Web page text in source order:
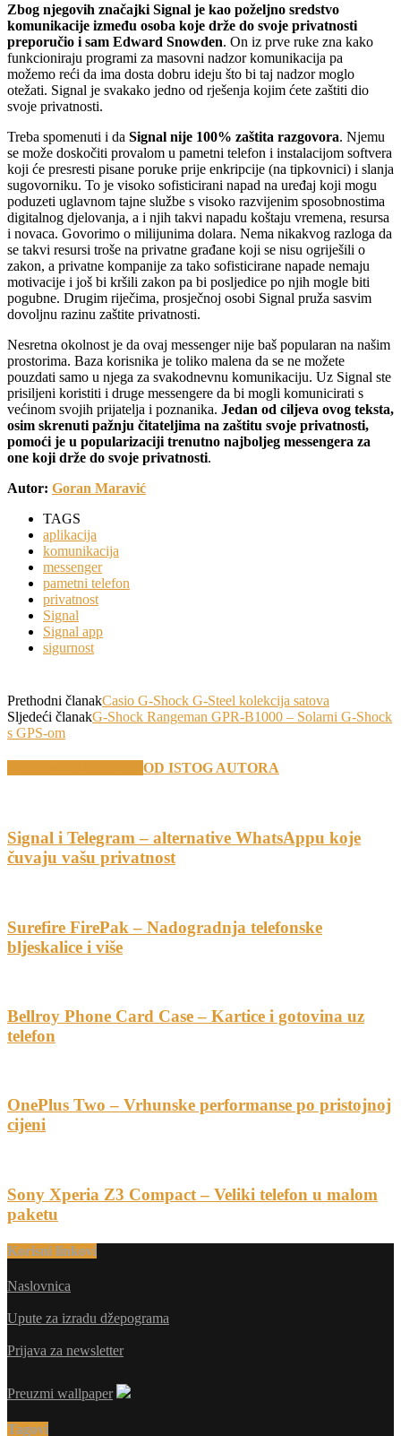
Zbog njegovih značajki Signal je kao poželjno sredstvo
komunikacije između osoba koje drže do svoje privatnosti
preporučio i sam Edward Snowden. On iz prve ruke zna kako
funkcioniraju programi za masovni nadzor komunikacija pa
možemo reći da ima dosta dobru ideju što bi taj nadzor moglo
otežati. Signal je svakako jedno od rješenja kojim ćete zaštiti dio
svoje privatnosti.
Treba spomenuti i da Signal nije 100% zaštita razgovora. Njemu
se može doskočiti provalom u pametni telefon i instalacijom softvera
koji će presresti pisane poruke prije enkripcije (na tipkovnici) i slanja
sugovorniku. To je visoko sofisticirani napad na uređaj koji mogu
poduzeti uglavnom tajne službe s visoko razvijenim sposobnostima
digitalnog djelovanja, a i njih takvi napadu koštaju vremena, resursa
i novaca. Govorimo o milijunima dolara. Nema nikakvog razloga da
se takvi resursi troše na privatne građane koji se nisu ogriješili o
zakon, a privatne kompanije za tako sofisticirane napade nemaju
motivacije i još bi kršili zakon pa bi posljedice po njih mogle biti
pogubne. Drugim riječima, prosječnoj osobi Signal pruža sasvim
dovoljnu razinu zaštite privatnosti.
Nesretna okolnost je da ovaj messenger nije baš popularan na našim
prostorima. Baza korisnika je toliko malena da se ne možete
pouzdati samo u njega za svakodnevnu komunikaciju. Uz Signal ste
prisiljeni koristiti i druge messengere da bi mogli komunicirati s
većinom svojih prijatelja i poznanika. Jedan od ciljeva ovog teksta,
osim skrenuti pažnju čitateljima na zaštitu svoje privatnosti,
pomoći je u popularizaciji trenutno najboljeg messengera za
one koji drže do svoje privatnosti.
Autor: Goran Maravić
TAGS
aplikacija
komunikacija
messenger
pametni telefon
privatnost
Signal
Signal app
sigurnost
Prethodni članakCasio G-Shock G-Steel kolekcija satova
Sljedeći članakG-Shock Rangeman GPR-B1000 – Solarni G-Shock
s GPS-om
OD ISTOG AUTORA
Signal i Telegram – alternative WhatsAppu koje
čuvaju vašu privatnost
Surefire FirePak – Nadogradnja telefonske
bljeskalice i više
Bellroy Phone Card Case – Kartice i gotovina uz
telefon
OnePlus Two – Vrhunske performanse po pristojnoj
cijeni
Sony Xperia Z3 Compact – Veliki telefon u malom
paketu
Korisni linkovi
Naslovnica
Upute za izradu džepograma
Prijava za newsletter
Preuzmi wallpaper
Tagovi